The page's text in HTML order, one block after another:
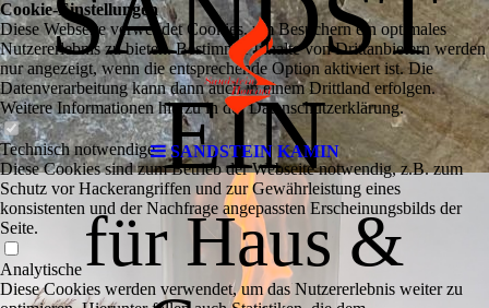
SANDSTEIN KAMIN
EIN
für Haus &
Cookie-Einstellungen
Diese Webseite verwendet Cookies, um Besuchern ein optimales
Nutzererlebnis zu bieten. Bestimmte Inhalte von Drittanbietern werden
nur angezeigt, wenn die entsprechende Option aktiviert ist. Die
Datenverarbeitung kann dann auch in einem Drittland erfolgen.
Weitere Informationen hierzu in der Datenschutzerklärung.
Technisch notwendige
Diese Cookies sind zum Betrieb der Webseite notwendig, z.B. zum
Schutz vor Hackerangriffen und zur Gewährleistung eines
konsistenten und der Nachfrage angepassten Erscheinungsbilds der
Seite.
Analytische
Diese Cookies werden verwendet, um das Nutzererlebnis weiter zu